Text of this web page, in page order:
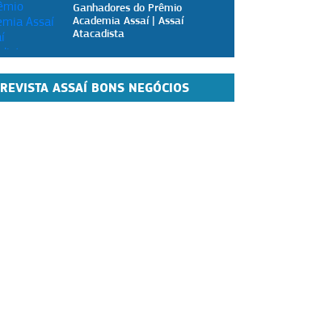
Ganhadores do Prêmio
Academia Assaí | Assaí
Atacadista
Academia Assaí - Vídeoaulas
REVISTA ASSAÍ BONS NEGÓCIOS